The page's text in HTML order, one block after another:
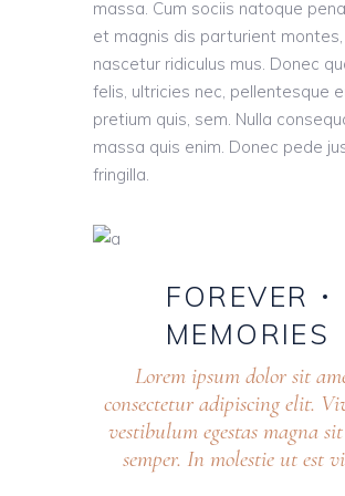
massa. Cum sociis natoque
et magnis dis parturient montes,
nascetur ridiculus mus. Donec
felis, ultricies nec, pellentesque
pretium quis, sem. Nulla
massa quis enim. Donec pede
fringilla.
FOREVER
MEMORIES
Lorem ipsum dolor sit
consectetur adipiscing elit.
vestibulum egestas magna
semper. In molestie ut est